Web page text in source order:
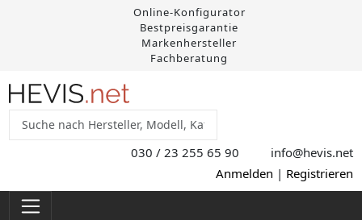
Online-Konfigurator
Bestpreisgarantie
Markenhersteller
Fachberatung
030 / 23 255 65 90 info@hevis.net
Anmelden | Registrieren